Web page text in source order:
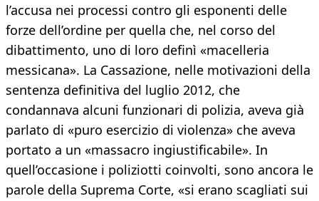
l’accusa nei processi contro gli esponenti delle
forze dell’ordine per quella che, nel corso del
dibattimento, uno di loro definì «macelleria
messicana». La Cassazione, nelle motivazioni della
sentenza definitiva del luglio 2012, che
condannava alcuni funzionari di polizia, aveva già
parlato di «puro esercizio di violenza» che aveva
portato a un «massacro ingiustificabile». In
quell’occasione i poliziotti coinvolti, sono ancora le
parole della Suprema Corte, «si erano scagliati sui